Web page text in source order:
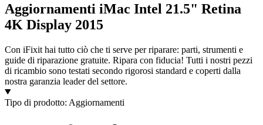
Tutti i ricambi
Store
Aggiornamenti iMac Intel 21.5" Retina
4K Display 2015
Con iFixit hai tutto ciò che ti serve per riparare: parti, strumenti e
guide di riparazione gratuite. Ripara con fiducia! Tutti i nostri pezzi
di ricambio sono testati secondo rigorosi standard e coperti dalla
nostra garanzia leader del settore.
Prodotti
Tipo di prodotto: Aggiornamenti